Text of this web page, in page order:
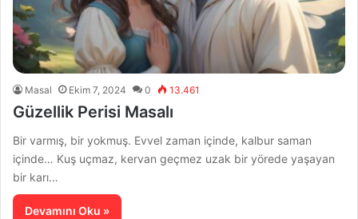
Masal Ekim 7, 2024 0 13.461
Güzellik Perisi Masalı
Bir varmış, bir yokmuş. Evvel zaman içinde, kalbur saman
içinde… Kuş uçmaz, kervan geçmez uzak bir yörede yaşayan
bir karı…
Devamını Oku »